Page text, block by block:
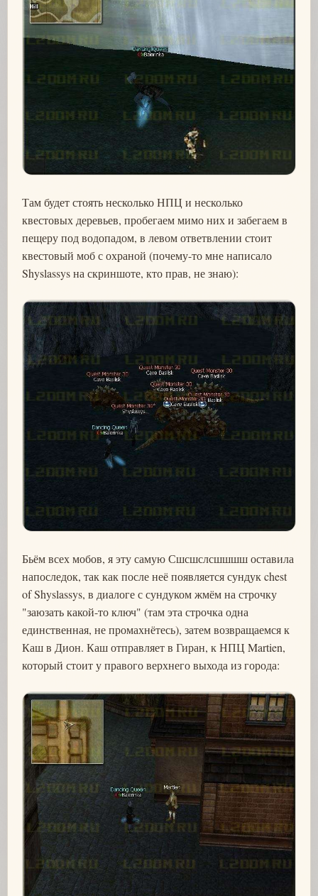
Там будет стоять несколько НПЦ и несколько
квестовых деревьев, пробегаем мимо них и забегаем в
пещеру под водопадом, в левом ответвлении стоит
квестовый моб с охраной (почему-то мне написало
Shyslassys на скриншоте, кто прав, не знаю):
Бьём всех мобов, я эту самую Сшсшслсшшшш оставила
напоследок, так как после неё появляется сундук chest
of Shyslassys, в диалоге с сундуком жмём на строчку
"заюзать какой-то ключ" (там эта строчка одна
единственная, не промахнётесь), затем возвращаемся к
Каш в Дион. Каш отправляет в Гиран, к НПЦ Martien,
который стоит у правого верхнего выхода из города: